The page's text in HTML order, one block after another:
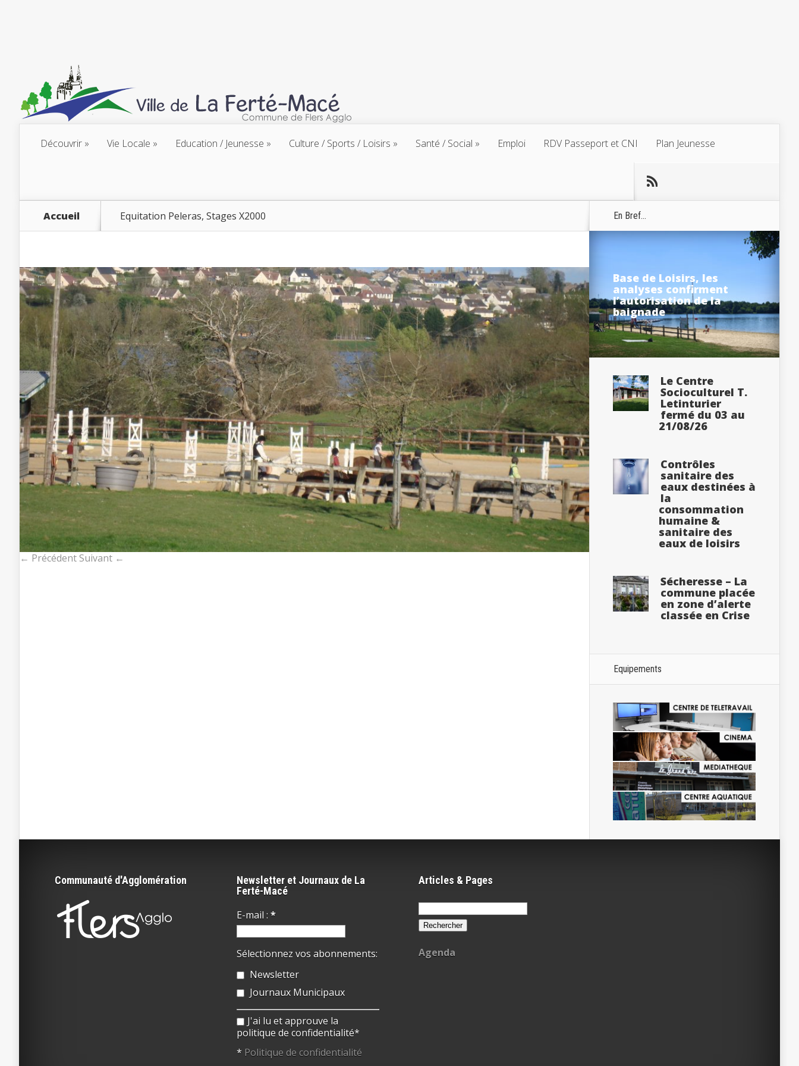
Découvrir Vie Locale Education / Jeunesse Culture / Sports / Loisirs Santé / Social Emploi RDV Passeport et CNI Plan Jeunesse
Accueil Equitation Peleras, Stages X2000
← Précédent Suivant ←
En Bref...
Base de Loisirs, les
analyses confirment
l’autorisation de la
baignade
Le Centre
Socioculturel T.
Letinturier
fermé du 03 au
21/08/26
Contrôles
sanitaire des
eaux destinées à
la
consommation
humaine &
sanitaire des
eaux de loisirs
Sécheresse – La
commune placée
en zone d’alerte
classée en Crise
Equipements
Communauté d'Agglomération
Newsletter et Journaux de La
Ferté-Macé
E-mail : *
Sélectionnez vos abonnements:
Newsletter
Journaux Municipaux
J'ai lu et approuve la
politique de confidentialité*
* Politique de confidentialité
Articles & Pages
Rechercher :
Agenda